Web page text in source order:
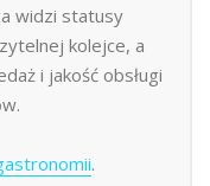
widzi statusy
kolejce, a
i jakość obsługi
.